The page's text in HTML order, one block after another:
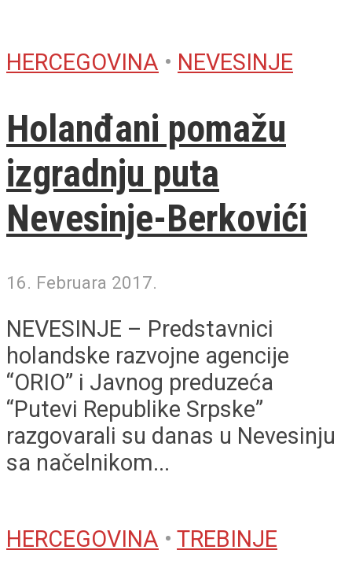
HERCEGOVINA • NEVESINJE
Holanđani pomažu
izgradnju puta
Nevesinje-Berkovići
16. Februara 2017.
NEVESINJE – Predstavnici
holandske razvojne agencije
“ORIO” i Javnog preduzeća
“Putevi Republike Srpske”
razgovarali su danas u Nevesinju
sa načelnikom...
HERCEGOVINA • TREBINJE